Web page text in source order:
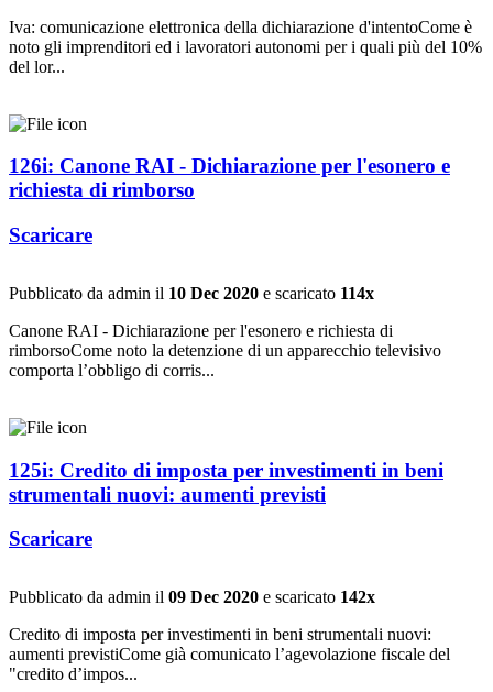
Iva: comunicazione elettronica della dichiarazione d'intentoCome è
noto gli imprenditori ed i lavoratori autonomi per i quali più del 10%
del lor...
126i: Canone RAI - Dichiarazione per l'esonero e
richiesta di rimborso
Scaricare
Pubblicato da admin il 10 Dec 2020 e scaricato 114x
Canone RAI - Dichiarazione per l'esonero e richiesta di
rimborsoCome noto la detenzione di un apparecchio televisivo
comporta l’obbligo di corris...
125i: Credito di imposta per investimenti in beni
strumentali nuovi: aumenti previsti
Scaricare
Pubblicato da admin il 09 Dec 2020 e scaricato 142x
Credito di imposta per investimenti in beni strumentali nuovi:
aumenti previstiCome già comunicato l’agevolazione fiscale del
"credito d’impos...